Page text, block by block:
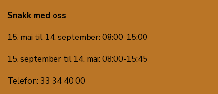
Snakk med oss
15. mai til 14. september: 08:00-15:00
15. september til 14. mai: 08:00-15:45
Telefon: 33 34 40 00